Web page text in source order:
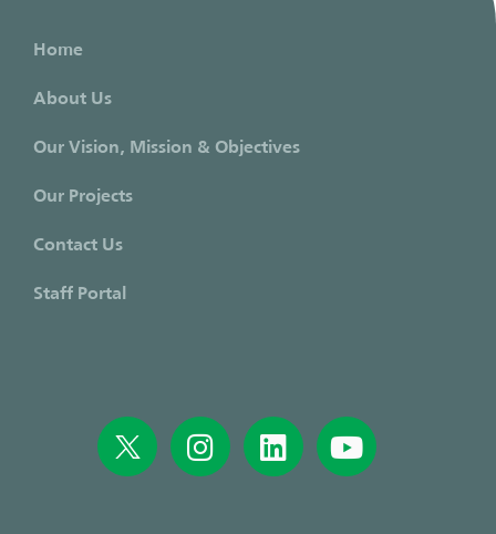
Home
About Us
Our Vision, Mission & Objectives
Our Projects
Contact Us
Staff Portal